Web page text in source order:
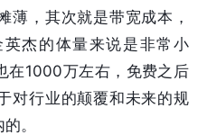
薄，其次就是带宽成本，
杰的体量来说是非常小
在1000万左右，免费之后
对行业的颠覆和未来的规
。